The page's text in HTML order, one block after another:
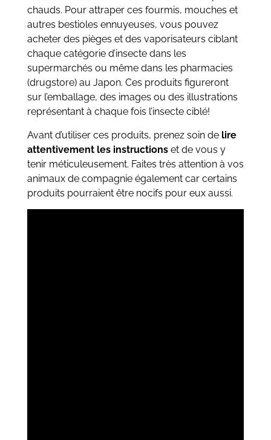
chauds. Pour attraper ces fourmis, mouches et
autres bestioles ennuyeuses, vous pouvez
acheter des pièges et des vaporisateurs ciblant
chaque catégorie d’insecte dans les
supermarchés ou même dans les pharmacies
(drugstore) au Japon. Ces produits figureront
sur l’emballage, des images ou des illustrations
représentant à chaque fois l’insecte ciblé!
Avant d’utiliser ces produits, prenez soin de lire
attentivement les instructionset de vous y
tenir méticuleusement. Faites très attention à vos
animaux de compagnie également car certains
produits pourraient être nocifs pour eux aussi.